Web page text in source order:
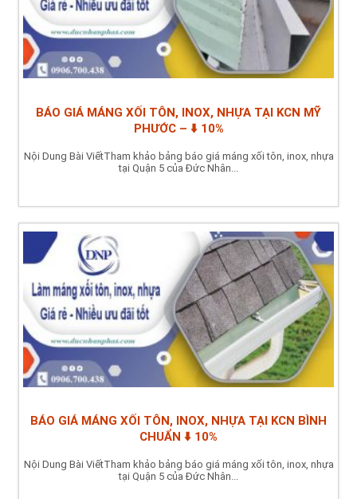
BÁO GIÁ MÁNG XỐI TÔN, INOX, NHỰA TẠI KCN MỸ
PHƯỚC – ⬇️ 10%
Nội Dung Bài ViếtTham khảo bảng báo giá máng xối tôn, inox, nhựa
tại Quận 5 của Đức Nhân...
BÁO GIÁ MÁNG XỐI TÔN, INOX, NHỰA TẠI KCN BÌNH
CHUẨN ⬇️ 10%
Nội Dung Bài ViếtTham khảo bảng báo giá máng xối tôn, inox, nhựa
tại Quận 5 của Đức Nhân...